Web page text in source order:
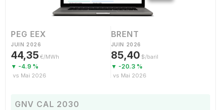
PEG EEX
JUIN 2026
44,35 €/MWh
▼ -4.9 %
vs Mai 2026
BRENT
JUIN 2026
85,40 $/baril
▼ -20.3 %
vs Mai 2026
GNV CAL 2030